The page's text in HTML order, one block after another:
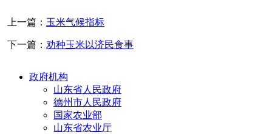
上一篇： 玉米气候指标
下一篇： 劝种玉米以济民食事
政府机构
山东省人民政府
德州市人民政府
国家农业部
山东省农业厅